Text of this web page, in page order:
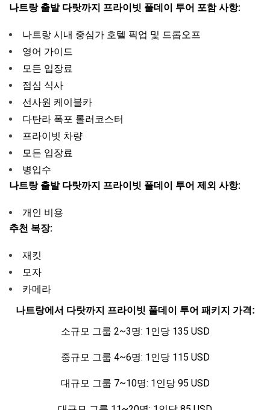
나트랑 출발 다랏까지 프라이빗 풀데이 투어 포함 사항:
나트랑 시내 중심가 호텔 픽업 및 드롭오프
영어 가이드
모든 입장료
점심 식사
선사원 케이블카
다탄라 폭포 롤러코스터
프라이빗 차량
모든 입장료
병입수
나트랑 출발 다랏까지 프라이빗 풀데이 투어 제외 사항:
개인 비용
추천 복장:
재킷
모자
카메라
나트랑에서 다랏까지 프라이빗 풀데이 투어 패키지 가격:
소규모 그룹 2~3명: 1인당 135 USD
중규모 그룹 4~6명: 1인당 115 USD
대규모 그룹 7~10명: 1인당 95 USD